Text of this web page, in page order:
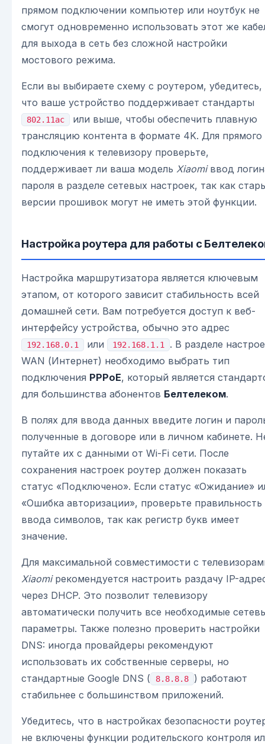
прямом подключении компьютер или ноутбук не
смогут одновременно использовать этот же
для выхода в сеть без сложной настройки
мостового режима.
Если вы выбираете схему с роутером, убедитесь,
что ваше устройство поддерживает стандарты
802.11ac
или выше, чтобы обеспечить плавную
трансляцию контента в формате 4K. Для прямого
подключения к телевизору проверьте,
поддерживает ли ваша модель Xiaomiввод
пароля в разделе сетевых настроек, так как
версии прошивок могут не иметь этой функции.
Настройка роутера для работы с
Настройка маршрутизатора является ключевым
этапом, от которого зависит стабильность всей
домашней сети. Вам потребуется доступ к веб-
интерфейсу устройства, обычно это адрес
192.168.0.1 или 192.168.1.1
. В разделе
WAN (Интернет) необходимо выбрать тип
подключения PPPoE, который является
для большинства абонентов Белтелеком.
В полях для ввода данных введите логин и
полученные в договоре или в личном кабинете.
путайте их с данными от Wi-Fi сети. После
сохранения настроек роутер должен показать
статус «Подключено». Если статус «Ожидание»
«Ошибка авторизации», проверьте правильность
ввода символов, так как регистр букв имеет
значение.
Для максимальной совместимости с
Xiaomiрекомендуется настроить раздачу IP-
через DHCP. Это позволит телевизору
автоматически получить все необходимые
параметры. Также полезно проверить настройки
DNS: иногда провайдеры рекомендуют
использовать их собственные серверы, но
стандартные Google DNS (
8.8.8.8
) работают
стабильнее с большинством приложений.
Убедитесь, что в настройках безопасности
не включены функции родительского контроля